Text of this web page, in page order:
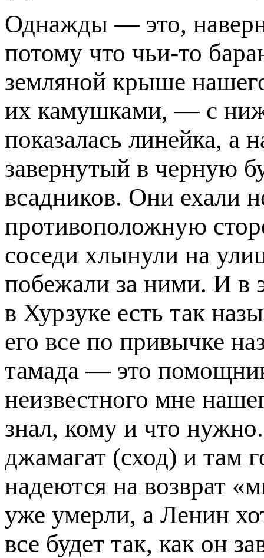
Однажды — это,
потому что чьи-то
земляной крыше
их камушками, — с
показалась линейка, а
завернутый в черную
всадников. Они ехали
противоположную
соседи хлынули на
побежали за ними. И в
в Хурзуке есть так
его все по привычке
тамада — это
неизвестного мне
знал, кому и что
джамагат (сход) и там
надеются на возврат
уже умерли, а Ленин
все будет так, как он